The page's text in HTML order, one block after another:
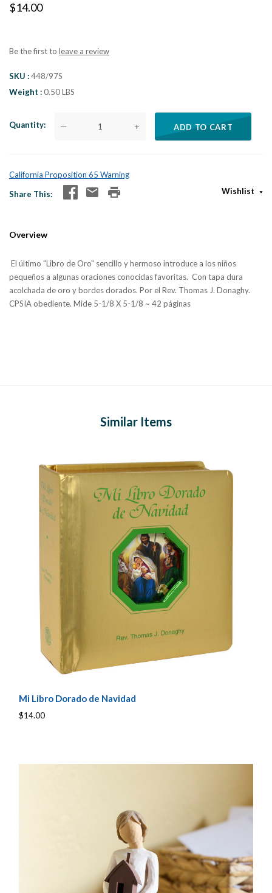
$14.00
Be the first to leave a review
SKU
448/97S
Weight
0.50 LBS
Quantity — + ADD TO CART
California Proposition 65 Warning
Share This
Wishlist
Overview
El último "Libro de Oro" sencillo y hermoso introduce a los niños
pequeños a algunas oraciones conocidas favoritas. Con tapa dura
acolchada de oro y bordes dorados. Por el Rev. Thomas J. Donaghy.
CPSIA obediente. Mide 5-1/8 X 5-1/8 ~ 42 páginas
Similar Items
Mi Libro Dorado de Navidad
$14.00